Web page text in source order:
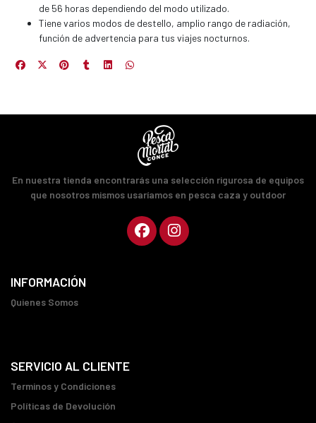
JUGAR
de 56 horas dependiendo del modo utilizado.
Tiene varios modos de destello, amplio rango de radiación,
función de advertencia para tus viajes nocturnos.
En nuestra tienda encontrarás una selección rigurosa de equipos
que nosotros mismos usaríamos en pesca caza y outdoor
INFORMACIÓN
Quienes Somos
SERVICIO AL CLIENTE
Terminos y Condiciones
Políticas de Devolución